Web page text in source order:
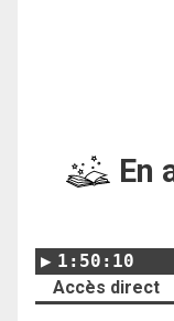
En
1:50:10
Accès direct